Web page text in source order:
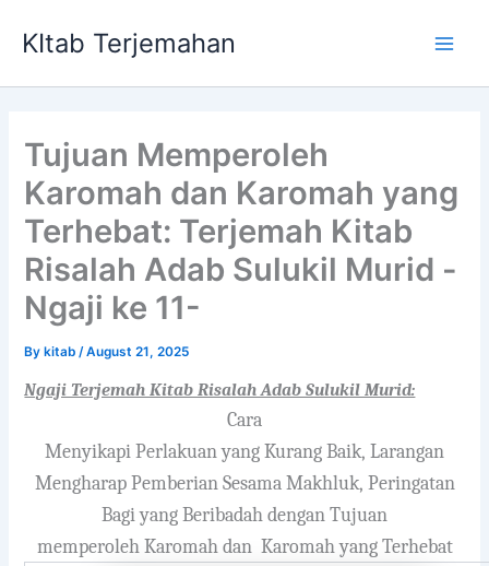
KItab Terjemahan
Tujuan Memperoleh
Karomah dan Karomah yang
Terhebat: Terjemah Kitab
Risalah Adab Sulukil Murid -
Ngaji ke 11-
Bykitab /August 21, 2025
Ngaji Terjemah Kitab Risalah Adab Sulukil Murid:
Cara
Menyikapi Perlakuan yang Kurang Baik, Larangan
Mengharap Pemberian Sesama Makhluk, Peringatan
Bagi yang Beribadah dengan Tujuan
memperoleh Karomah dan Karomah yang Terhebat